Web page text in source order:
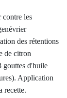
contre les
des rétentions
de citron
gouttes d'huile
Application
recette.